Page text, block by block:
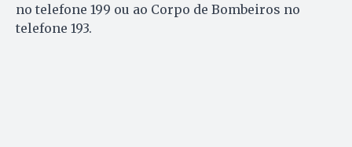
no telefone 199 ou ao Corpo de Bombeiros no
telefone 193.